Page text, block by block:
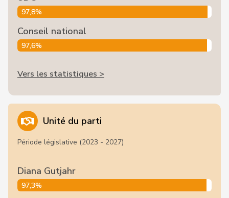
97,8%
Conseil national
97,6%
Vers les statistiques >
Unité du parti
Période législative (2023 - 2027)
Diana Gutjahr
97,3%